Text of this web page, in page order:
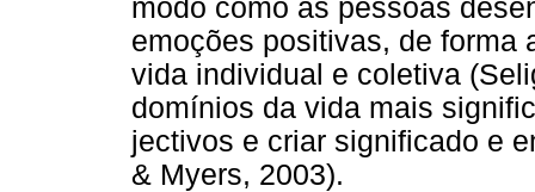
modo como as pessoas
emoções positivas, de forma
vida individual e coletiva
domínios da vida mais
jectivos e criar significado e
& Myers, 2003).